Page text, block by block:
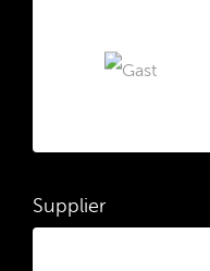
Supplier